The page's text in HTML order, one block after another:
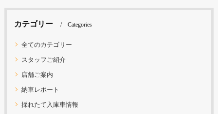
カテゴリー Categories
全てのカテゴリー
スタッフご紹介
店舗ご案内
納車レポート
採れたて入庫車情報